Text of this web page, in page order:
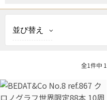
並び替え
全1件中